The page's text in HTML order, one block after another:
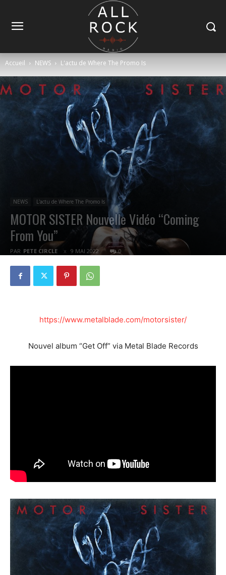
Accueil NEWS L'actu de Where The Promo Is
NEWS L'actu de Where The Promo Is
MOTOR SISTER Nouvelle Vidéo “Coming
From You”
PAR PETE CIRCLE 9 MAI 2022 0
https://www.metalblade.com/motorsister/
Nouvel album “Get Off” via Metal Blade Records